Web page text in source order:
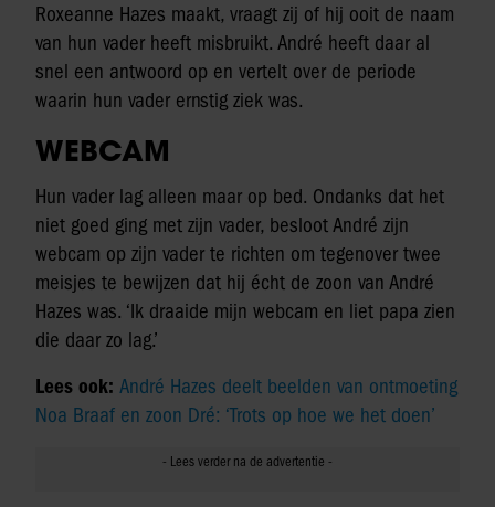
Roxeanne Hazes maakt, vraagt zij of hij ooit de naam
van hun vader heeft misbruikt. André heeft daar al
snel een antwoord op en vertelt over de periode
waarin hun vader ernstig ziek was.
WEBCAM
Hun vader lag alleen maar op bed. Ondanks dat het
niet goed ging met zijn vader, besloot André zijn
webcam op zijn vader te richten om tegenover twee
meisjes te bewijzen dat hij écht de zoon van André
Hazes was. ‘Ik draaide mijn webcam en liet papa zien
die daar zo lag.’
Lees ook: André Hazes deelt beelden van ontmoeting
Noa Braaf en zoon Dré: ‘Trots op hoe we het doen’